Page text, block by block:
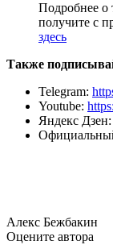
Подробнее о
получите с
здесь
Также
Telegram:
Youtube:
Яндекс Дзен:
Алекс Бежбакин
Оцените автора